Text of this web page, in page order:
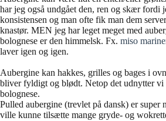
har jeg også undgået den, ren og skær fordi
konsistensen og man ofte fik man dem
knastør. MEN jeg har leget meget med
bolognese er den himmelsk. Fx. miso
laver igen og igen.
Aubergine kan hakkes, grilles og bages i
bliver fyldigt og blødt. Netop det udnytter vi
bolognese.
Pulled aubergine (trevlet på dansk) er super
ville kunne tilsætte mange gryde- og